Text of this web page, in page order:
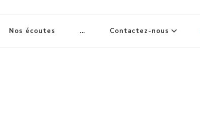
Nos écoutes … Contactez-nous